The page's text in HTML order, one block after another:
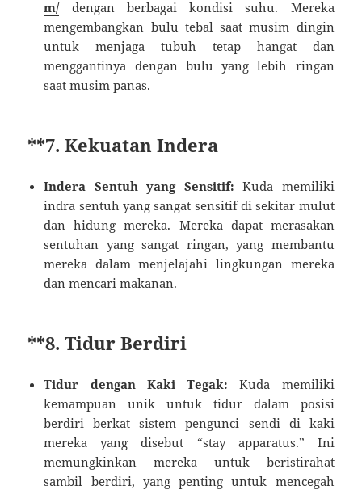
m/dengan berbagai kondisi suhu. Mereka
mengembangkan bulu tebal saat musim dingin
untuk menjaga tubuh tetap hangat dan
menggantinya dengan bulu yang lebih ringan
saat musim panas.
**7.Kekuatan Indera
Indera Sentuh yang Sensitif: Kuda memiliki
indra sentuh yang sangat sensitif di sekitar mulut
dan hidung mereka. Mereka dapat merasakan
sentuhan yang sangat ringan, yang membantu
mereka dalam menjelajahi lingkungan mereka
dan mencari makanan.
**8.Tidur Berdiri
Tidur dengan Kaki Tegak: Kuda memiliki
kemampuan unik untuk tidur dalam posisi
berdiri berkat sistem pengunci sendi di kaki
mereka yang disebut “stay apparatus.” Ini
memungkinkan mereka untuk beristirahat
sambil berdiri, yang penting untuk mencegah